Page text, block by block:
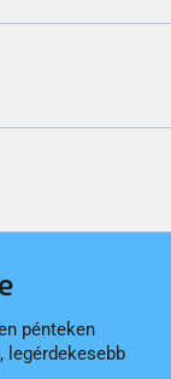
pénteken
legérdekesebb